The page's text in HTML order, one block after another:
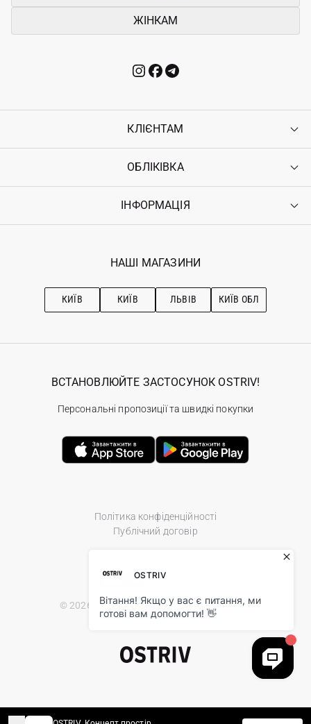
ЖІНКАМ
КЛІЄНТАМ
Контакти
Повернення
Гарантія
ОБЛІКІВКА
Увійти
Ostriv Club+
ІНФОРМАЦІЯ
Наші магазини
Рекомендації з догляду
НАШІ МАГАЗИНИ
КИЇВ КИЇВ ЛЬВІВ КИЇВ ОБЛ
Політика конфіденційності
Публічний договір
© 2026 Ostriv.ua Store. All Rights Reserved.
ВСТАНОВЛЮЙТЕ ЗАСТОСУНОК OSTRIV!
Персональні пропозиції та швидкі покупки